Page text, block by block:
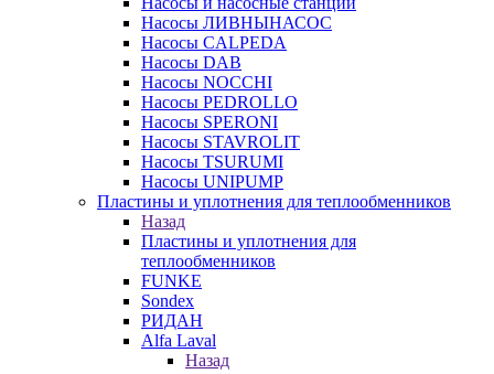
Насосы ЛИВНЫНАСОС
Насосы CALPEDA
Насосы DAB
Насосы NOCCHI
Насосы PEDROLLO
Насосы SPERONI
Насосы STAVROLIT
Насосы TSURUMI
Насосы UNIPUMP
Пластины и уплотнения для теплообменников
Назад
Пластины и уплотнения для
теплообменников
FUNKE
Sondex
РИДАН
Alfa Laval
Назад